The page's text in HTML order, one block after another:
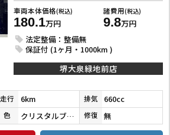
車両本体価格(税込)
180.1万円
諸費用(税込)
9.8万円
法定整備：整備無
保証付 (1ヶ月・1000km )
堺大泉緑地前店
走行 6km 排気 660cc
色 クリスタルブラックパール 修復 無